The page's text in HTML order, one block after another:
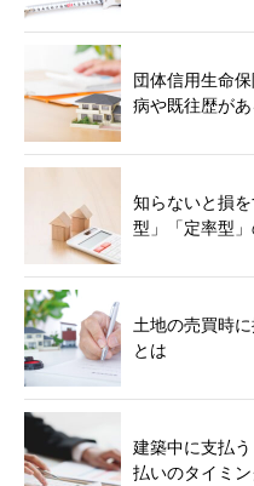
団体信用生命
病や既往歴が
知らないと損
型」「定率型
土地の売買時
とは
建築中に支払
払いのタイミ